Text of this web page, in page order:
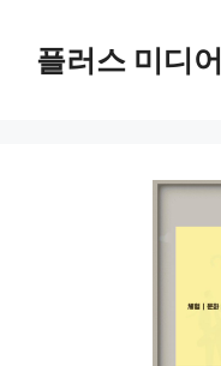
플러스 미디어